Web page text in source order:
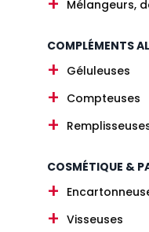
Mélangeurs,
COMPLÉMENTS
Géluleuses
Compteuses
COSMÉTIQUE &
Visseuses